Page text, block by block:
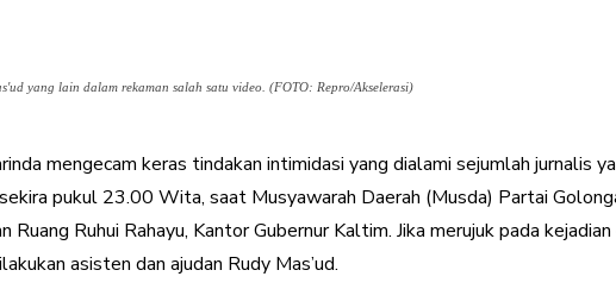
yang lain dalam rekaman salah satu video. (FOTO: Repro/Akselerasi)
mengecam keras tindakan intimidasi yang dialami sejumlah jurnalis
pukul 23.00 Wita, saat Musyawarah Daerah (Musda) Partai
Ruhui Rahayu, Kantor Gubernur Kaltim. Jika merujuk pada
asisten dan ajudan Rudy Mas’ud.